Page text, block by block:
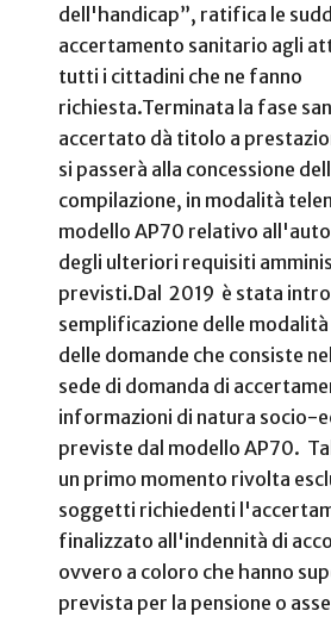
dell'handicap”, ratifica le
accertamento sanitario agli
tutti i cittadini che ne fanno
richiesta.Terminata la fase
accertato dà titolo a
si passerà alla concessione
compilazione, in modalità
modello AP70 relativo
degli ulteriori requisiti
previsti.Dal 2019 è stata
semplificazione delle
delle domande che consiste
sede di domanda di
informazioni di natura socio-
previste dal modello AP70.
un primo momento rivolta
soggetti richiedenti
finalizzato all'indennità di
ovvero a coloro che hanno
prevista per la pensione o